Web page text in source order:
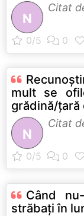
N
Citat
mult se
grădină/țară
N
Citat
Când
străbați în